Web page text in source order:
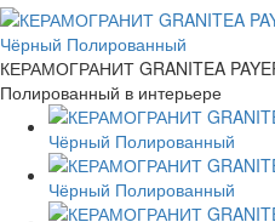
КЕРАМОГРАНИТ GRANITEA
Полированный в интерьере